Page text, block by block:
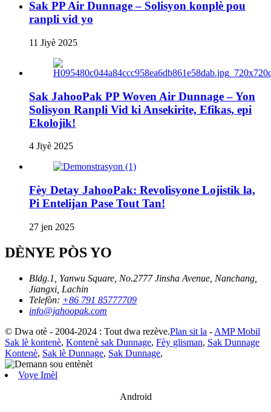
Sak PP Air Dunnage – Solisyon konplè pou
ranpli vid yo
11 Jiyè 2025
Sak JahooPak PP Woven Air Dunnage – Yon
Solisyon Ranpli Vid ki Ansekirite, Efikas, epi
Ekolojik!
4 Jiyè 2025
Fèy Detay JahooPak: Revolisyone Lojistik la,
Pi Entelijan Pase Tout Tan!
27 jen 2025
DÈNYE PÒS YO
Bldg.1, Yanwu Square, No.2777 Jinsha Avenue, Nanchang,
Jiangxi, Lachin
Telefòn: +86 791 85777709
info@jahoopak.com
© Dwa otè - 2004-2024 : Tout dwa rezève.Plan sit la - AMP Mobil
Sak lè kontenè, Kontenè sak Dunnage, Fèy glisman, Sak Dunnage
Kontenè, Sak lè Dunnage, Sak Dunnage,
Voye Imèl
Android